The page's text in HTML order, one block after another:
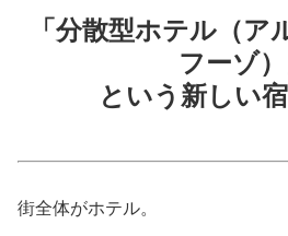
「分散型ホテル（ア
フーゾ）
という新しい
街全体がホテル。